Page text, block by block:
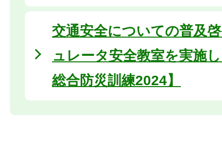
交通安全についての普及
ュレータ安全教室を実施
総合防災訓練2024】